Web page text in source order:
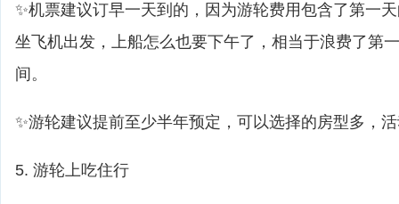
✨机票建议订早一天到的，因为游轮费用包含了第一
坐飞机出发，上船怎么也要下午了，相当于浪费了第
间。
✨游轮建议提前至少半年预定，可以选择的房型多，
5. 游轮上吃住行